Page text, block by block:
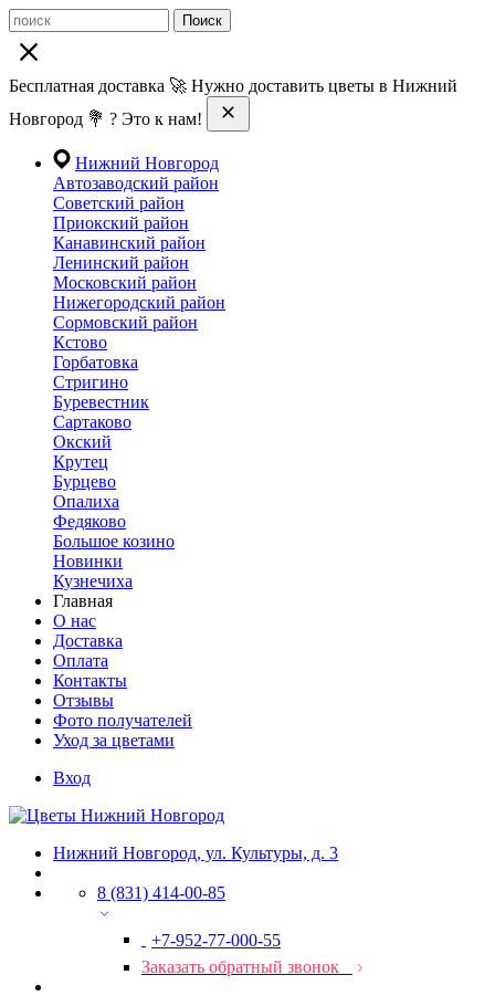
Поиск
Бесплатная доставка 🚀 Нужно доставить цветы в Нижний
Новгород 💐 ? Это к нам!
Нижний Новгород
Автозаводский район
Советский район
Приокский район
Канавинский район
Ленинский район
Московский район
Нижегородский район
Сормовский район
Кстово
Горбатовка
Стригино
Буревестник
Сартаково
Окский
Крутец
Бурцево
Опалиха
Федяково
Большое козино
Новинки
Кузнечиха
Главная
О нас
Доставка
Оплата
Контакты
Отзывы
Фото получателей
Уход за цветами
Вход
Нижний Новгород, ул. Культуры, д. 3
8 (831) 414-00-85
+7-952-77-000-55
Заказать обратный звонок